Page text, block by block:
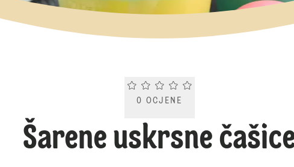
Current rating 0.0. Click to rate.
0 OCJENE
Šarene uskrsne